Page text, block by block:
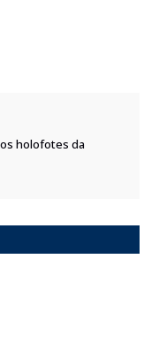
holofotes da